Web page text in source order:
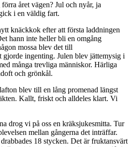
året vägen? Jul och nyår, ja
i en väldig fart.
knäckkok efter att första laddningen
hann inte heller bli en omgång
mossa blev det till
gjorde ingenting. Julen blev jättemysig i
många trevliga människor. Härliga
och grönkål.
blev till en lång promenad längst
Kallt, friskt och alldeles klart. Vi
drog vi på oss en kräksjukesmitta. Tur
mellan gångerna det inträffar.
18 stycken. Det är fruktansvärt